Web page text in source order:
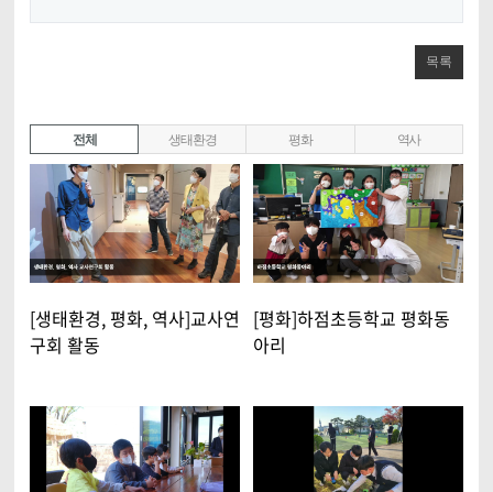
목록
전체 생태환경 평화 역사
[생태환경, 평화, 역사]교사연
구회 활동
[평화]하점초등학교 평화동
아리